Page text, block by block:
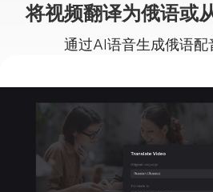
将视频翻译为俄语或
通过AI语音生成俄语配